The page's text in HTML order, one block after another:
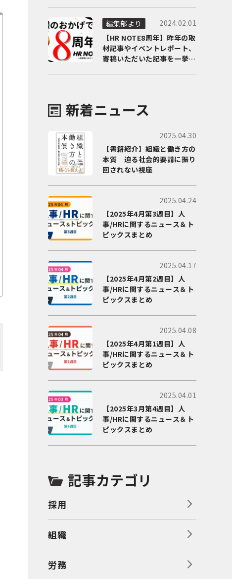
編集部より
2024.02.01
【HR NOTE8周年】昨年の取
材記事やイベントレポート、
寄稿いただいた記事を一挙に
新着ニュース
2025.04.30
【書籍紹介】組織と働き方の
本質 迫る社会的要請に振り
回されない視座
2025.04.24
【2025年4月第3週目】人
事/HRに関するニュース＆ト
ピックスまとめ
2025.04.17
【2025年4月第2週目】人
事/HRに関するニュース＆ト
ピックスまとめ
2025.04.08
【2025年4月第1週目】人
事/HRに関するニュース＆ト
ピックスまとめ
2025.04.01
【2025年3月第4週目】人
事/HRに関するニュース＆ト
ピックスまとめ
記事カテゴリ
採用
組織
労務